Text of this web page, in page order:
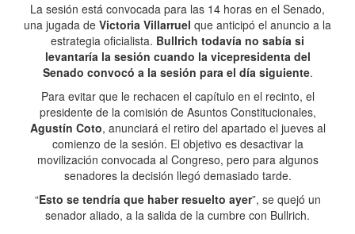
La sesión está convocada para las 14 horas en el Senado,
una jugada de Victoria Villarruel que anticipó el anuncio a la
estrategia oficialista. Bullrich todavía no sabía si
levantaría la sesión cuando la vicepresidenta del
Senado convocó a la sesión para el día siguiente.
Para evitar que le rechacen el capítulo en el recinto, el
presidente de la comisión de Asuntos Constitucionales,
Agustín Coto, anunciará el retiro del apartado el jueves al
comienzo de la sesión. El objetivo es desactivar la
movilización convocada al Congreso, pero para algunos
senadores la decisión llegó demasiado tarde.
“Esto se tendría que haber resuelto ayer”, se quejó un
senador aliado, a la salida de la cumbre con Bullrich.